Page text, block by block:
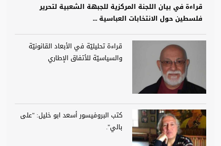
قراءة في بيان اللجنة المركزية للجبهة الشعبية لتحرير
فلسطين حول الانتخابات العباسية ...
قراءة تحليليّة في الأبعاد القانونيّة
والسياسيّة للأتفاق الإطاري
كتب البروفيسور أسعد ابو خليل: "على
بالي".